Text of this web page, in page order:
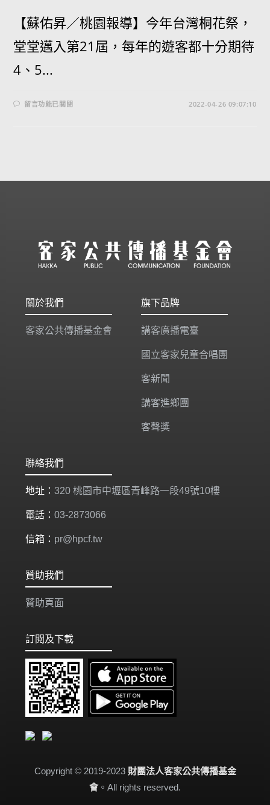
【蘇佑昇／桃園報導】今年台灣桐花祭，
堂堂邁入第21屆，每年的遊客都十分期待
4、5...
留言功能已關閉 2022-04-26 09:07:10
關於我們
客家公共傳播基金會
旗下品牌
講客廣播電臺
國立客家兒童合唱團
客新聞
講客進鄉團
客聲獎
聯絡我們
地址： 320 桃園市中壢區青峰路一段49號10樓
電話： 03-2873066
信箱： pr@hpcf.tw
贊助我們
贊助頁面
訂閱及下載
Copyright © 2019-2023 財團法人客家公共傳播基金
會。All rights reserved.